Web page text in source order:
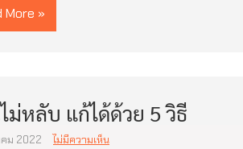
More »
ม่หลับ แก้ได้ด้วย 5 วิธี
คม 2022 ไม่มีความเห็น